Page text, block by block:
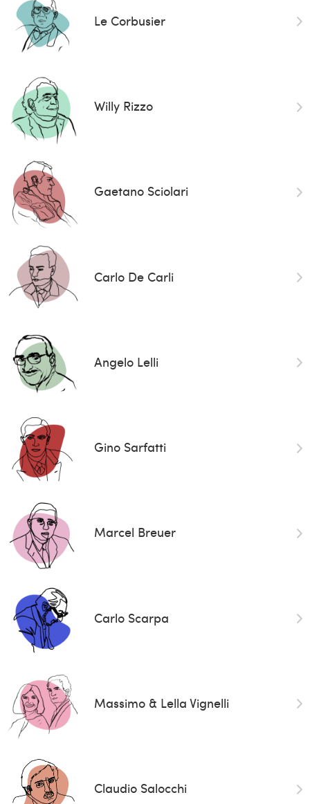
Le Corbusier
Willy Rizzo
Gaetano Sciolari
Carlo De Carli
Angelo Lelli
Gino Sarfatti
Marcel Breuer
Carlo Scarpa
Massimo & Lella Vignelli
Claudio Salocchi